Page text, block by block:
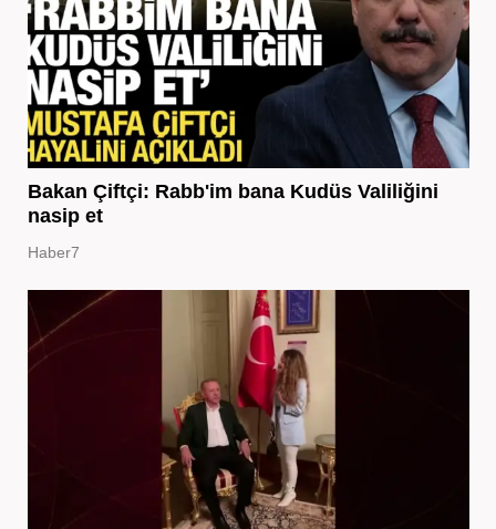
Bakan Çiftçi: Rabb'im bana Kudüs Valiliğini
nasip et
Haber7